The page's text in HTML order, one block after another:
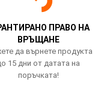
ПРАВО НА
ВРЪЩАНЕ
да върнете продукта
15 дни от датата на
поръчката!